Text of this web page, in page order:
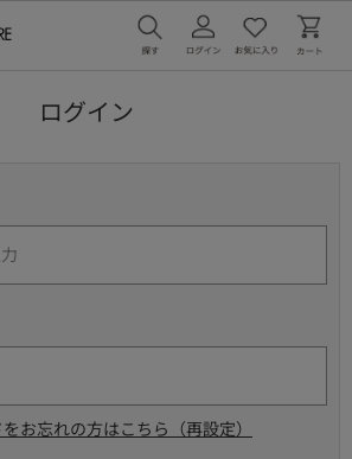
ログイン
お忘れの方はこちら（再設定）